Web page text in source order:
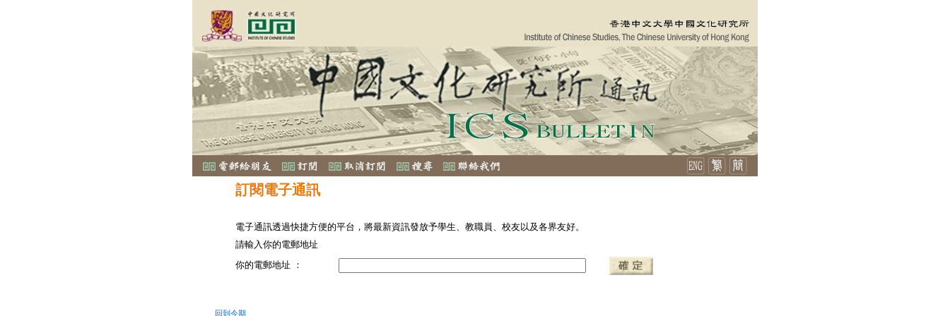
訂閱電子通訊
電子通訊透過快捷方便的平台，將最新資訊發放予學生、教職員、校友以及各界友好。
請輸入你的電郵地址
你的電郵地址 ：
回到今期